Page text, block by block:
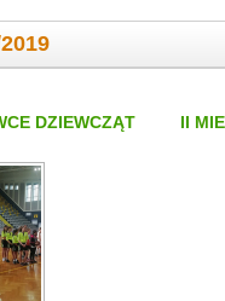
DZIEWCZĄT
II